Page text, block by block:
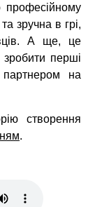
зручна в грі,
А ще, це
перші
на
створення
.